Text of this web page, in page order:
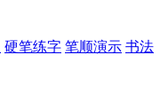
硬笔练字 笔顺演示 书法